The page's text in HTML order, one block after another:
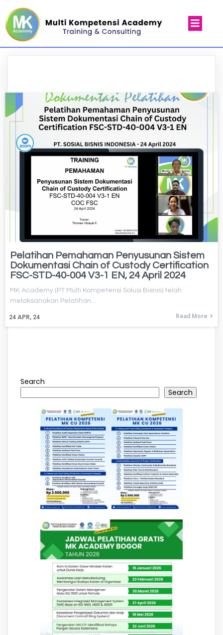
Pelatihan Pemahaman Penyusunan Sistem
Dokumentasi Chain of Custody Certification
FSC-STD-40-004 V3-1 EN, 24 April 2024
24 APR, 24
MK Academy (PT Multi Kompetensi Solusi Bisnis) telah
melaksanakan Pelatihan…
Read More
Search
Search